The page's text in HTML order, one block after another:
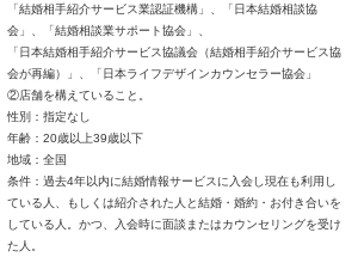
「結婚相手紹介サービス業認証機構」、「日本結婚相談協
会」、「結婚相談業サポート協会」、
「日本結婚相手紹介サービス協議会（結婚相手紹介サービス協
会が再編）」、「日本ライフデザインカウンセラー協会」
②店舗を構えていること。
性別：指定なし
年齢：20歳以上39歳以下
地域：全国
条件：過去4年以内に結婚情報サービスに入会し現在も利用し
ている人、もしくは紹介された人と結婚・婚約・お付き合いを
している人。かつ、入会時に面談またはカウンセリングを受け
た人。